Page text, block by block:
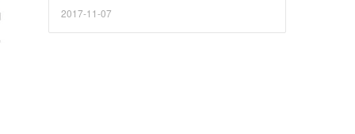
2017-11-07